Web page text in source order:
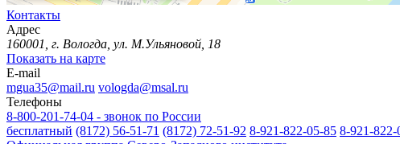
Контакты
Адрес
160001, г. Вологда, ул. М.Ульяновой, 18
Показать на карте
E-mail
mgua35@mail.ru vologda@msal.ru
Телефоны
8-800-201-74-04 - звонок по России
бесплатный (8172) 56-51-71 (8172) 72-51-92 8-921-822-05-85 8-921-822-